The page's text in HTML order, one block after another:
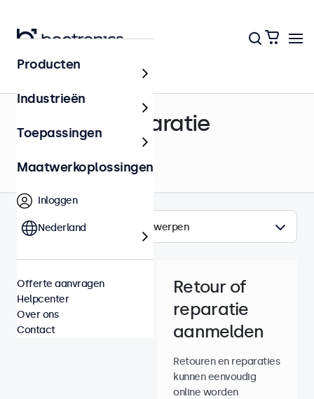
Retour & Reparatie
Onderwerpen
Retour of
reparatie
aanmelden
Retouren en reparaties
kunnen eenvoudig
online worden
Producten
Industrieën
Toepassingen
Maatwerkoplossingen
Inloggen
Nederland
Offerte aanvragen
Helpcenter
Over ons
Contact